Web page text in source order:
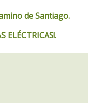
de Santiago.
ELÉCTRICAS!.